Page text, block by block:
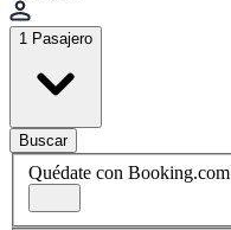
1 Pasajero
Buscar
Quédate con Booking.com